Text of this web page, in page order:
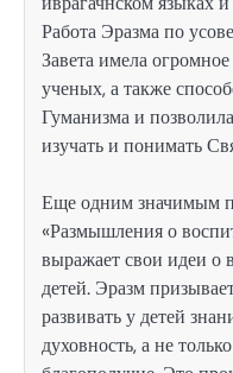
Работа Эразма по
Завета имела
ученых, а также
Гуманизма и
изучать и понимать
Еще одним значимым
«Размышления о
выражает свои идеи о
детей. Эразм
развивать у детей
духовность, а не